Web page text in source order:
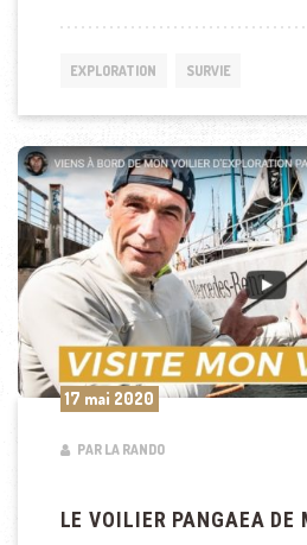
EXPLORATION SURVIE
17 mai 2020
PAR LA RANDO
LE VOILIER PANGAEA DE